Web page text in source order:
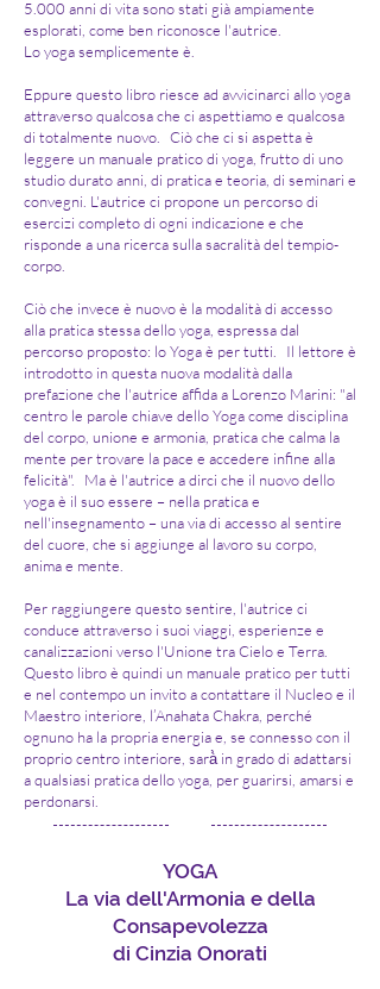
5.000 anni di vita sono stati già ampiamente
esplorati, come ben riconosce l'autrice.
Lo yoga semplicemente è.
Eppure questo libro riesce ad avvicinarci allo yoga
attraverso qualcosa che ci aspettiamo e qualcosa
di totalmente nuovo. Ciò che ci si aspetta è
leggere un manuale pratico di yoga, frutto di uno
studio durato anni, di pratica e teoria, di seminari e
convegni. L'autrice ci propone un percorso di
esercizi completo di ogni indicazione e che
risponde a una ricerca sulla sacralità del tempio-
corpo.
Ciò che invece è nuovo è la modalità di accesso
alla pratica stessa dello yoga, espressa dal
percorso proposto: lo Yoga è per tutti. Il lettore è
introdotto in questa nuova modalità dalla
prefazione che l'autrice affida a Lorenzo Marini: "al
centro le parole chiave dello Yoga come disciplina
del corpo, unione e armonia, pratica che calma la
mente per trovare la pace e accedere infine alla
felicità". Ma è l'autrice a dirci che il nuovo dello
yoga è il suo essere – nella pratica e
nell'insegnamento – una via di accesso al sentire
del cuore, che si aggiunge al lavoro su corpo,
anima e mente.
Per raggiungere questo sentire, l'autrice ci
conduce attraverso i suoi viaggi, esperienze e
canalizzazioni verso l'Unione tra Cielo e Terra.
Questo libro è quindi un manuale pratico per tutti
e nel contempo un invito a contattare il Nucleo e il
Maestro interiore, l’Anahata Chakra, perché
ognuno ha la propria energia e, se connesso con il
proprio centro interiore, sarà̀ in grado di adattarsi
a qualsiasi pratica dello yoga, per guarirsi, amarsi e
perdonarsi.
YOGA
La via dell'Armonia e della
Consapevolezza
di Cinzia Onorati